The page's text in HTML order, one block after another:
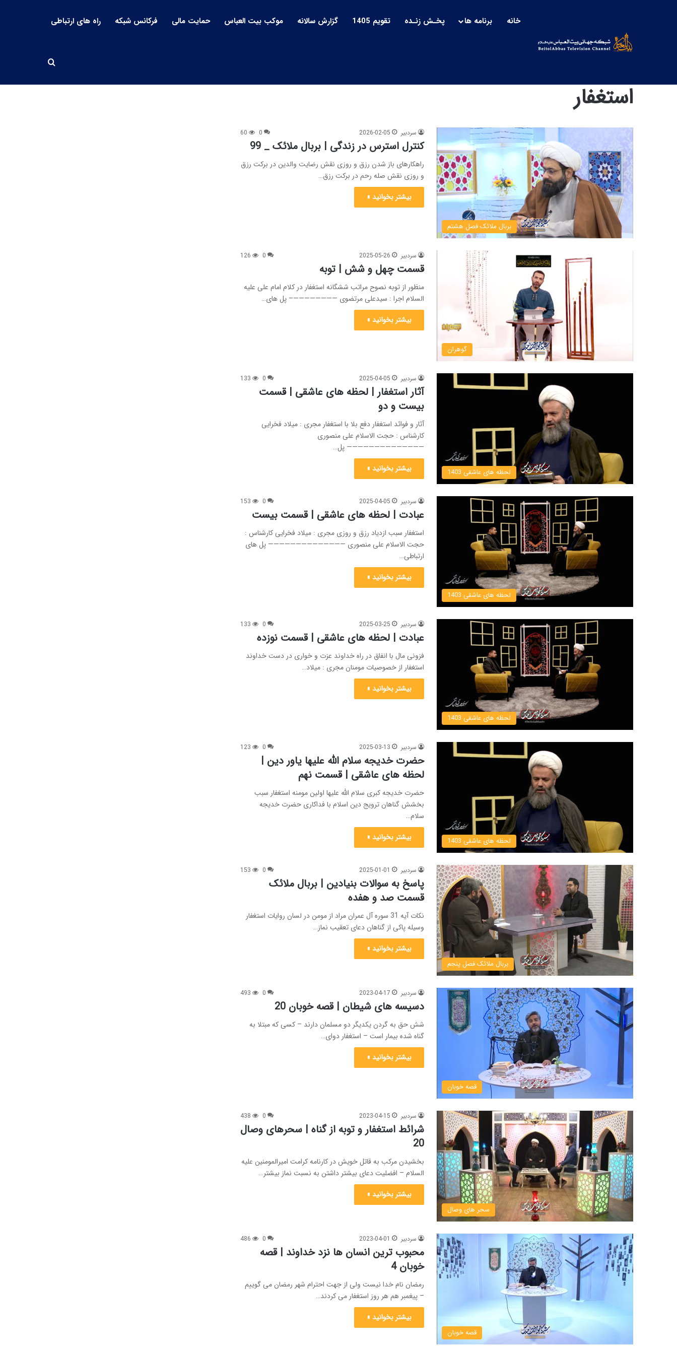
خانه برنامه ها پخـش زنـده تقویم 1405 گزارش سالانه موکب بیت العباس حمایت مالی فرکانس شبکه راه های ارتباطی
استغفار
بربال ملائک فصل هشتم
سردبیر 2026-02-05
0
60
کنترل استرس در زندگی | بربال ملائک _ 99
راهکارهای باز شدن رزق و روزی نقش رضایت والدین در برکت رزق
و روزی نقش صله رحم در برکت رزق…
بیشتر بخوانید »
گوهران
سردبیر 2025-05-26
0
126
قسمت چهل و شش | توبه
منظور از توبه نصوح مراتب ششگانه استغفار در کلام امام علی علیه
السلام اجرا : سیدعلی مرتضوی ————————– پل های…
بیشتر بخوانید »
لحظه های عاشقی 1403
سردبیر 2025-04-05
0
133
آثار استغفار | لحظه های عاشقی | قسمت
بیست و دو
آثار و فوائد استغفار دفع بلا با استغفار مجری : میلاد فخرایی
کارشناس : حجت الاسلام علی منصوری
—————————————— پل…
بیشتر بخوانید »
لحظه های عاشقی 1403
سردبیر 2025-04-05
0
153
عبادت | لحظه های عاشقی | قسمت بیست
استغفار سبب ازدیاد رزق و روزی مجری : میلاد فخرایی کارشناس :
حجت الاسلام علی منصوری —————————————— پل های
ارتباطی…
بیشتر بخوانید »
لحظه های عاشقی 1403
سردبیر 2025-03-25
0
133
عبادت | لحظه های عاشقی | قسمت نوزده
فزونی مال با انفاق در راه خداوند عزت و خواری در دست خداوند
استغفار از خصوصیات مومنان مجری : میلاد…
بیشتر بخوانید »
لحظه های عاشقی 1403
سردبیر 2025-03-13
0
123
حضرت خدیجه سلام الله علیها یاور دین |
لحظه های عاشقی | قسمت نهم
حضرت خدیجه کبری سلام الله علیها اولین مومنه استغفار سبب
بخشش گناهان ترویج دین اسلام با فداکاری حضرت خدیجه
سلام…
بیشتر بخوانید »
بربال ملائک فصل پنجم
سردبیر 2025-01-01
0
153
پاسخ به سوالات بنیادین | بربال ملائک
قسمت صد و هفده
نکات آیه 31 سوره آل عمران مراد از مومن در لسان روایات استغفار
وسیله پاکی از گناهان دعای تعقیب نماز…
بیشتر بخوانید »
قصه خوبان
سردبیر 2023-04-17
0
493
دسیسه های شیطان | قصه خوبان 20
شش حق به گردن یکدیگر دو مسلمان دارند – کسی که مبتلا به
گناه شده بیمار است – استغفار دوای…
بیشتر بخوانید »
سحر های وصال
سردبیر 2023-04-15
0
438
شرائط استغفار و توبه از گناه | سحرهای وصال
20
بخشیدن مرکب به قاتل خویش در کارنامه کرامت امیرالمومنین علیه
السلام – افضلیت دعای بیشتر داشتن به نسبت نماز بیشتر…
بیشتر بخوانید »
قصه خوبان
سردبیر 2023-04-01
0
486
محبوب ترین انسان ها نزد خداوند | قصه
خوبان 4
رمضان نام خدا نیست ولی از جهت احترام شهر رمضان می گوییم
– پیغمبر هم هر روز استغفار می کردند…
بیشتر بخوانید »